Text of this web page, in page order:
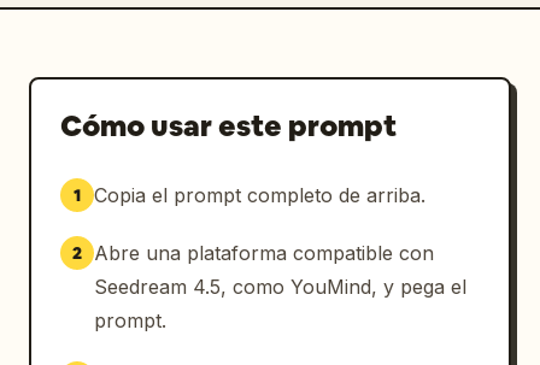
Cómo usar este prompt
1 Copia el prompt completo de arriba.
2
Abre una plataforma compatible con
Seedream 4.5, como YouMind, y pega el
prompt.